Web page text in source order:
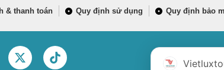
& thanh toán Quy định sử dụng Quy định bảo